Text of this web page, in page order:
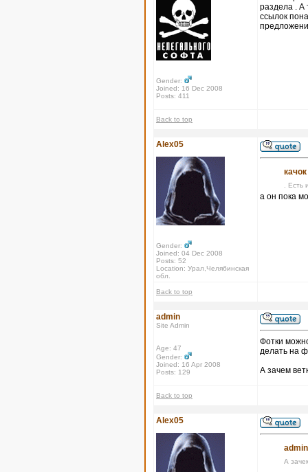
Gender:
Joined: 16 Dec 2008
Posts: 411
раздела . А
ссылок
Back to top
Alex05
Gender:
Joined: 04 Dec 2008
Posts: 52
Location: Урал,Челябинская
обл.
.
а он пока
Back to top
admin
Site Admin
Age: 47
Gender:
Joined: 16 Apr 2008
Posts: 129
Фотки
делать на
А зачем
Back to top
Alex05
А